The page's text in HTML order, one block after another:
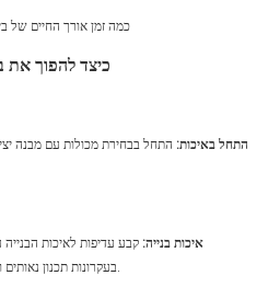
כיצד להפוך את
התחל באיכות: התחל בבחירת מכולות עם מבנה
איכות בנייה: קבע עדיפות לאיכות
בעקרונות תכנון נאותים ושיטות בנייה, כולל איטום יסודי וחיזוק מבני.